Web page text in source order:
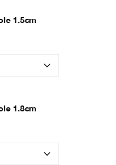
1.5cm
1.8cm